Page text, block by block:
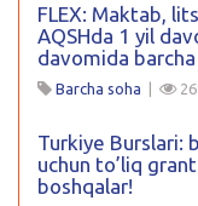
FLEX: Maktab,
AQSHda 1 yil
davomida
Barcha soha |
Turkiye Burslari:
uchun to’liq
boshqalar!